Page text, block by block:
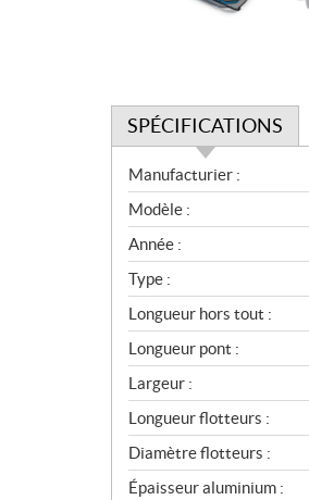
SPÉCIFICATIONS
S
p
é
c
i
f
i
c
a
t
i
o
n
s
Manufacturier :
Modèle :
Année :
Type :
Longueur hors tout :
Longueur pont :
Largeur :
Longueur flotteurs :
Diamètre flotteurs :
Épaisseur aluminium :